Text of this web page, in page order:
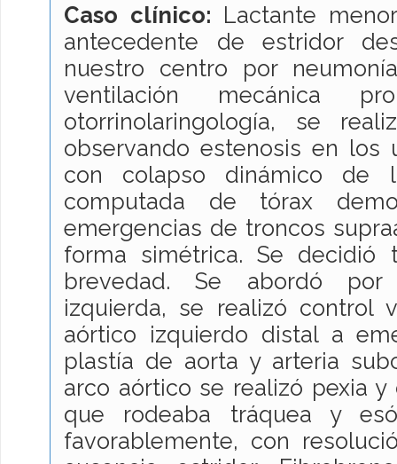
Caso clínico: Lactante
antecedente de estridor
nuestro centro por
ventilación mecánica
otorrinolaringología, se
observando estenosis en los
con colapso dinámico de
computada de tórax
emergencias de troncos
forma simétrica. Se decidió
brevedad. Se abordó por
izquierda, se realizó control
aórtico izquierdo distal a
plastía de aorta y arteria
arco aórtico se realizó pexia
que rodeaba tráquea y
favorablemente, con